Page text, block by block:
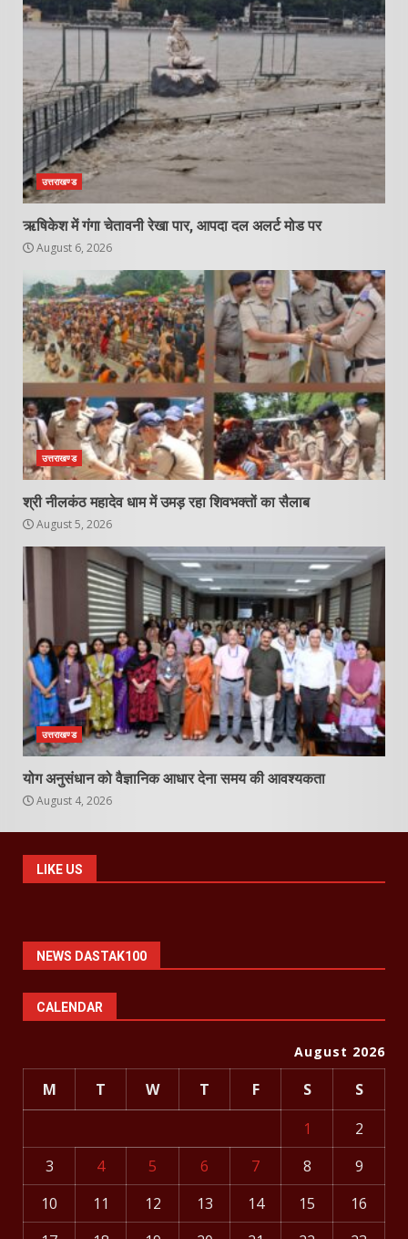
उत्तराखण्ड
ऋषिकेश में गंगा चेतावनी रेखा पार, आपदा दल अलर्ट मोड पर
August 6, 2026
उत्तराखण्ड
श्री नीलकंठ महादेव धाम में उमड़ रहा शिवभक्तों का सैलाब
August 5, 2026
उत्तराखण्ड
योग अनुसंधान को वैज्ञानिक आधार देना समय की आवश्यकता
August 4, 2026
LIKE US
NEWS DASTAK100
CALENDAR
August 2026
M T W T F S
S
1
2
3
4 5 6 7 8
9
10
11 12 13 14 15
16